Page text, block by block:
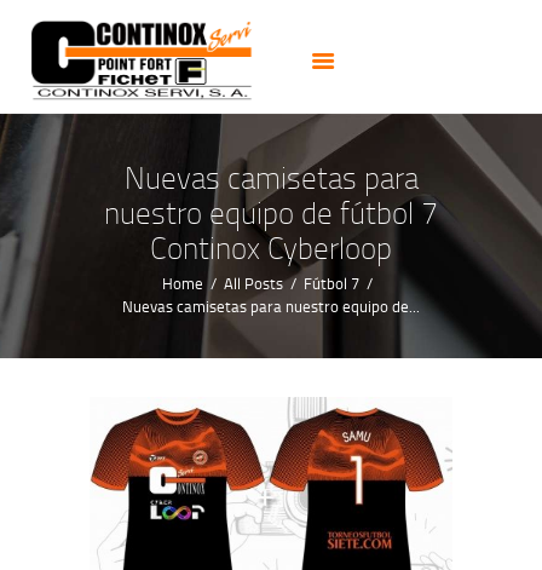
Nuevas camisetas para
nuestro equipo de fútbol 7
Continox Cyberloop
Home All Posts
Fútbol 7
Nuevas camisetas para nuestro equipo de...
PUERTAS
CERRADURAS
CAJAS FUERTES
CERRAJEROS 24H
ALARMAS CCTV
NOTICIAS
CONTACTO